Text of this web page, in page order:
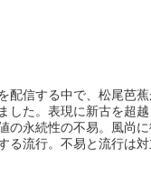
配信する中で、松尾芭
した。表現に新古を超
の永続性の不易。風尚
る流行。不易と流行は対